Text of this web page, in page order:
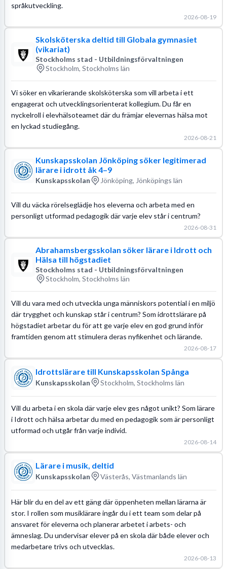
språkutveckling.
2026-08-19
Skolsköterska deltid till Globala gymnasiet
(vikariat)
Stockholms stad - Utbildningsförvaltningen
Stockholm, Stockholms län
Vi söker en vikarierande skolsköterska som vill arbeta i ett
engagerat och utvecklingsorienterat kollegium. Du får en
nyckelroll i elevhälsoteamet där du främjar elevernas hälsa mot
en lyckad studiegång.
2026-08-21
Kunskapsskolan Jönköping söker legitimerad
lärare i idrott åk 4–9
Kunskapsskolan Jönköping, Jönköpings län
Vill du väcka rörelseglädje hos eleverna och arbeta med en
personligt utformad pedagogik där varje elev står i centrum?
2026-08-31
Abrahamsbergsskolan söker lärare i Idrott och
Hälsa till högstadiet
Stockholms stad - Utbildningsförvaltningen
Stockholm, Stockholms län
Vill du vara med och utveckla unga människors potential i en miljö
där trygghet och kunskap står i centrum? Som idrottslärare på
högstadiet arbetar du för att ge varje elev en god grund inför
framtiden genom att stimulera deras nyfikenhet och lärande.
2026-08-17
Idrottslärare till Kunskapsskolan Spånga
Kunskapsskolan Stockholm, Stockholms län
Vill du arbeta i en skola där varje elev ges något unikt? Som lärare
i Idrott och hälsa arbetar du med en pedagogik som är personligt
utformad och utgår från varje individ.
2026-08-14
Lärare i musik, deltid
Kunskapsskolan Västerås, Västmanlands län
Här blir du en del av ett gäng där öppenheten mellan lärarna är
stor. I rollen som musiklärare ingår du i ett team som delar på
ansvaret för eleverna och planerar arbetet i arbets- och
ämneslag. Du undervisar elever på en skola där både elever och
medarbetare trivs och utvecklas.
2026-08-13